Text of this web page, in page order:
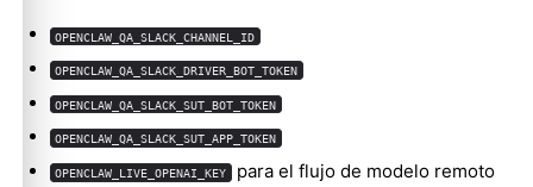
OPENCLAW_QA_SLACK_CHANNEL_ID
OPENCLAW_QA_SLACK_DRIVER_BOT_TOKEN
OPENCLAW_QA_SLACK_SUT_BOT_TOKEN
OPENCLAW_QA_SLACK_SUT_APP_TOKEN
OPENCLAW_LIVE_OPENAI_KEY
para el flujo de modelo remoto